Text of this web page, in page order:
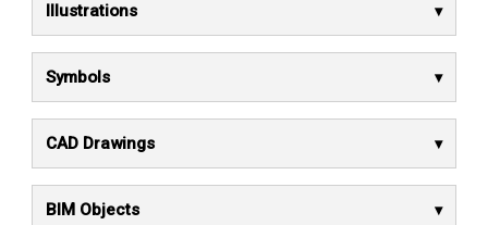
Illustrations
Symbols
CAD Drawings
BIM Objects